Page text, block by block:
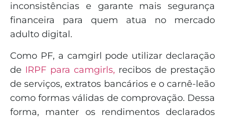
inconsistências e garante mais segurança
financeira para quem atua no mercado
adulto digital.
Como PF, a camgirl pode utilizar declaração
de IRPF para camgirls, recibos de prestação
de serviços, extratos bancários e o carnê-leão
como formas válidas de comprovação. Dessa
forma, manter os rendimentos declarados